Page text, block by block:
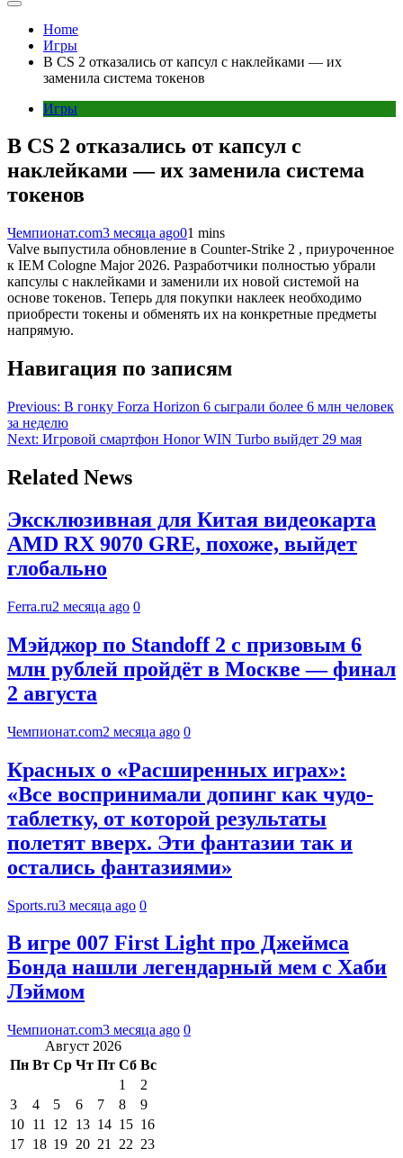
Home
Игры
В CS 2 отказались от капсул с наклейками — их
заменила система токенов
Игры
В CS 2 отказались от капсул с
наклейками — их заменила система
токенов
Чемпионат.com3 месяца ago01 mins
Valve выпустила обновление в Counter-Strike 2 , приуроченное
к IEM Cologne Major 2026. Разработчики полностью убрали
капсулы с наклейками и заменили их новой системой на
основе токенов. Теперь для покупки наклеек необходимо
приобрести токены и обменять их на конкретные предметы
напрямую.
Навигация по записям
Previous: В гонку Forza Horizon 6 сыграли более 6 млн человек
за неделю
Next: Игровой смартфон Honor WIN Turbo выйдет 29 мая
Related News
Эксклюзивная для Китая видеокарта
AMD RX 9070 GRE, похоже, выйдет
глобально
Ferra.ru2 месяца ago 0
Мэйджор по Standoff 2 с призовым 6
млн рублей пройдёт в Москве — финал
2 августа
Чемпионат.com2 месяца ago 0
Красных о «Расширенных играх»:
«Все воспринимали допинг как чудо-
таблетку, от которой результаты
полетят вверх. Эти фантазии так и
остались фантазиями»
Sports.ru3 месяца ago 0
В игре 007 First Light про Джеймса
Бонда нашли легендарный мем с Хаби
Лэймом
Чемпионат.com3 месяца ago 0
Август 2026
Пн Вт Ср Чт Пт Сб Вс
1
2
3
4 5 6 7 8
9
10 11 12 13 14 15 16
17 18 19 20 21 22 23